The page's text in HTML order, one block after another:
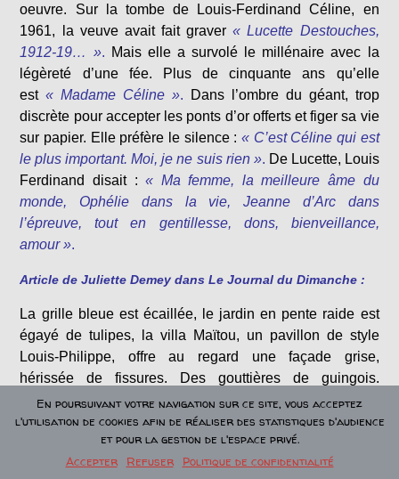
oeuvre. Sur la tombe de Louis-Ferdinand Céline, en
1961, la veuve avait fait graver« Lucette Destouches,
1912-19… ». Mais elle a survolé le millénaire avec la
légèreté d’une fée. Plus de cinquante ans qu’elle
est « Madame Céline ».
Dans l’ombre du géant, trop
discrète pour accepter les ponts d’or offerts et figer sa vie
sur papier. Elle préfère le silence : « C’est Céline qui est
le plus important. Moi, je ne suis rien ». De Lucette, Louis
Ferdinand disait : « Ma femme, la meilleure âme du
monde, Ophélie dans la vie, Jeanne d’Arc dans
l’épreuve, tout en gentillesse, dons, bienveillance,
amour ».
Article de Juliette Demey dans Le Journal du Dimanche :
La grille bleue est écaillée, le jardin en pente raide est
égayé de tulipes, la villa Maïtou, un pavillon de style
Louis-Philippe, offre au regard une façade grise,
hérissée de fissures. Des gouttières de guingois.
Derrière, c’est un chaos d’herbes folles et de myosotis.
Un univers hitchcockien. Aujourd’hui, les traces de la
présence de l’écrivain s’estompent : des photos intimes,
des portraits punaisés aux panneaux de liège. « Cette
En poursuivant votre navigation sur ce site, vous acceptez
l'utilisation de cookies afin de réaliser des statistiques d'audience
et pour la gestion de l'espace privé.
Accepter
Refuser Politique de confidentialité